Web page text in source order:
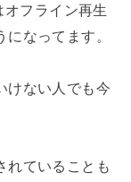
フライン再生
なってます。
けない人でも今
れていることも